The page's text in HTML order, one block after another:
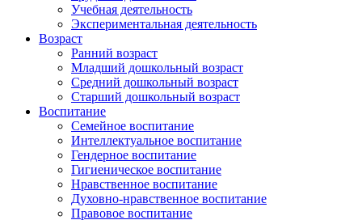
Учебная деятельность
Экспериментальная деятельность
Возраст
Ранний возраст
Младший дошкольный возраст
Средний дошкольный возраст
Старший дошкольный возраст
Воспитание
Семейное воспитание
Интеллектуальное воспитание
Гендерное воспитание
Гигиеническое воспитание
Нравственное воспитание
Духовно-нравственное воспитание
Правовое воспитание